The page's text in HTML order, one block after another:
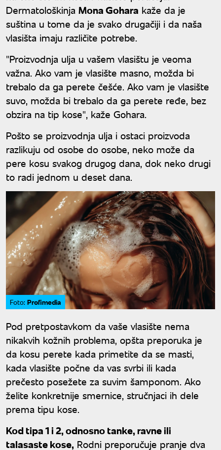
Dermatološkinja Mona Gohara kaže da je
suština u tome da je svako drugačiji i da naša
vlasišta imaju različite potrebe.
"Proizvodnja ulja u vašem vlasištu je veoma
važna. Ako vam je vlasište masno, možda bi
trebalo da ga perete češće. Ako vam je vlasište
suvo, možda bi trebalo da ga perete ređe, bez
obzira na tip kose", kaže Gohara.
Pošto se proizvodnja ulja i ostaci proizvoda
razlikuju od osobe do osobe, neko može da
pere kosu svakog drugog dana, dok neko drugi
to radi jednom u deset dana.
Foto: Profimedia
Pod pretpostavkom da vaše vlasište nema
nikakvih kožnih problema, opšta preporuka je
da kosu perete kada primetite da se masti,
kada vlasište počne da vas svrbi ili kada
prečesto posežete za suvim šamponom. Ako
želite konkretnije smernice, stručnjaci ih dele
prema tipu kose.
Kod tipa 1 i 2, odnosno tanke, ravne ili
talasaste kose, Rodni preporučuje pranje dva